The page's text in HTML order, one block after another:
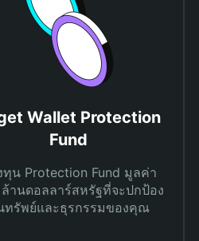
Wallet Protection
Fund
ทุน Protection Fund มูลค่า
านดอลลาร์สหรัฐที่จะปกป้อง
ทรัพย์และธุรกรรมของคุณ